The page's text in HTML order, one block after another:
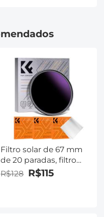
luzes intermitentes e
Filtro solar de 67 mm
de 20 paradas, filtro
solar de densidade
neutra sólida
R$128 R$115